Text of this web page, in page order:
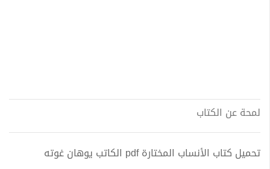
لمحة عن الكتاب
تحميل كتاب الأنساب المختارة pdf الكاتب يوهان غوته